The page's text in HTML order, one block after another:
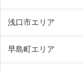
浅口市エリア
早島町エリア